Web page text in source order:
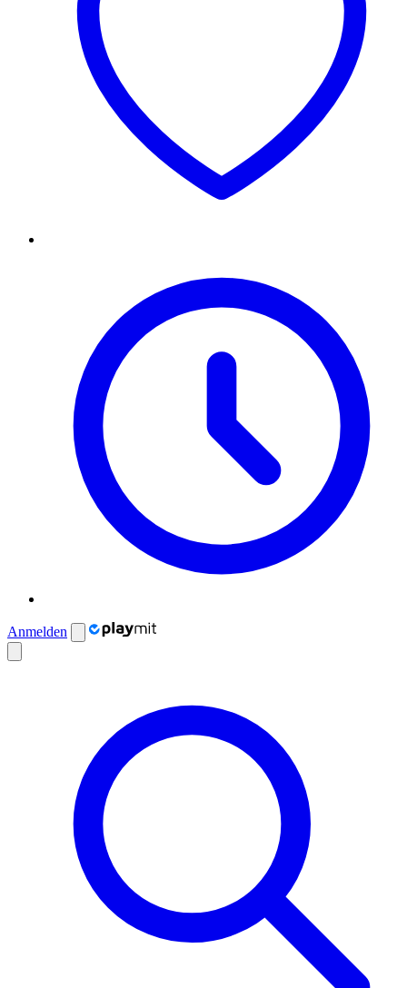
Anmelden